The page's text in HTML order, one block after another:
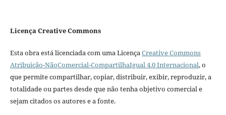
Licença Creative Commons
Esta obra está licenciada com uma LicençaCreative Commons
Atribuição-NãoComercial-CompartilhaIgual 4.0 Internacional, o
que permite compartilhar, copiar, distribuir, exibir, reproduzir, a
totalidade ou partes desde que não tenha objetivo comercial e
sejam citados os autores e a fonte.